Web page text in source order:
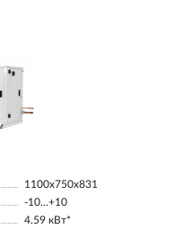
1100х750х831
-10...+10
4.59 кВт*